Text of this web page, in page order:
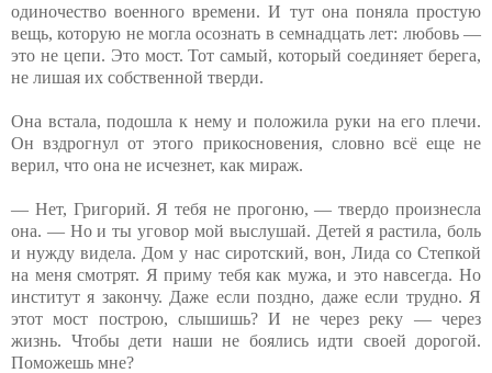
одиночество военного времени. И тут она поняла простую
вещь, которую не могла осознать в семнадцать лет: любовь —
это не цепи. Это мост. Тот самый, который соединяет берега,
не лишая их собственной тверди.
Она встала, подошла к нему и положила руки на его плечи.
Он вздрогнул от этого прикосновения, словно всё еще не
верил, что она не исчезнет, как мираж.
— Нет, Григорий. Я тебя не прогоню, — твердо произнесла
она. — Но и ты уговор мой выслушай. Детей я растила, боль
и нужду видела. Дом у нас сиротский, вон, Лида со Степкой
на меня смотрят. Я приму тебя как мужа, и это навсегда. Но
институт я закончу. Даже если поздно, даже если трудно. Я
этот мост построю, слышишь? И не через реку — через
жизнь. Чтобы дети наши не боялись идти своей дорогой.
Поможешь мне?